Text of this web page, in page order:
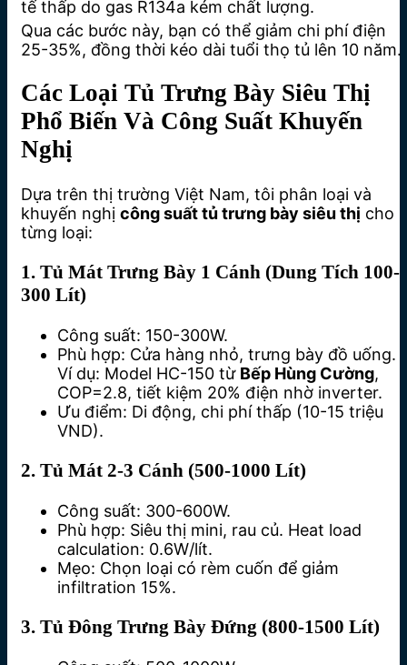
tế thấp do gas R134a kém chất lượng.
Qua các bước này, bạn có thể giảm chi phí điện
25-35%, đồng thời kéo dài tuổi thọ tủ lên 10 năm.
Các Loại Tủ Trưng Bày Siêu Thị
Phổ Biến Và Công Suất Khuyến
Nghị
Dựa trên thị trường Việt Nam, tôi phân loại và
khuyến nghị công suất tủ trưng bày siêu thị cho
từng loại:
1. Tủ Mát Trưng Bày 1 Cánh (Dung Tích 100-
300 Lít)
Công suất: 150-300W.
Phù hợp: Cửa hàng nhỏ, trưng bày đồ uống.
Ví dụ: Model HC-150 từ Bếp Hùng Cường,
COP=2.8, tiết kiệm 20% điện nhờ inverter.
Ưu điểm: Di động, chi phí thấp (10-15 triệu
VND).
2. Tủ Mát 2-3 Cánh (500-1000 Lít)
Công suất: 300-600W.
Phù hợp: Siêu thị mini, rau củ. Heat load
calculation: 0.6W/lít.
Mẹo: Chọn loại có rèm cuốn để giảm
infiltration 15%.
3. Tủ Đông Trưng Bày Đứng (800-1500 Lít)